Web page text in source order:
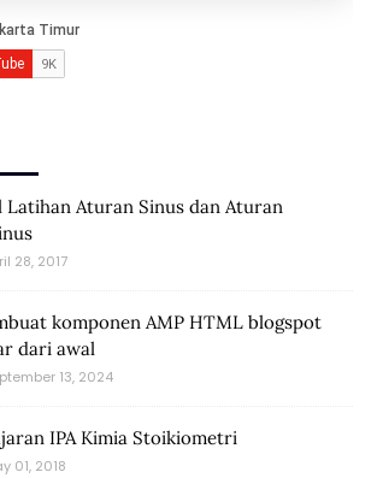
Latihan Aturan Sinus dan Aturan
28, 2017
komponen AMP HTML blogspot
dari awal
13, 2024
IPA Kimia Stoikiometri
01, 2018